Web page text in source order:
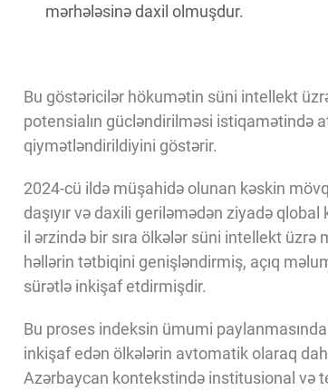
mərhələsinə daxil olmuşdur.
Bu göstəricilər hökumətin süni intellekt
potensialın gücləndirilməsi istiqamətində
qiymətləndirildiyini göstərir.
2024-cü ildə müşahidə olunan kəskin
daşıyır və daxili geriləmədən ziyadə
il ərzində bir sıra ölkələr süni intellekt üzrə
həllərin tətbiqini genişləndirmiş, açıq
sürətlə inkişaf etdirmişdir.
Bu proses indeksin ümumi
inkişaf edən ölkələrin avtomatik olaraq
Azərbaycan kontekstində institusional və